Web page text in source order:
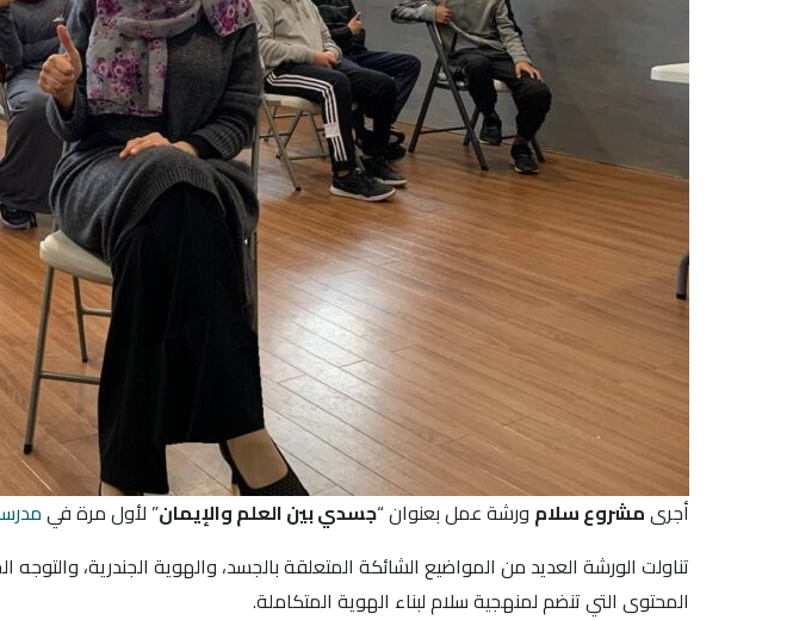
أجرىمشروع سلام ورشة عمل بعنوان “جسدي بين العلم والإيمان” لأول مرة في
تناولت الورشة العديد من المواضيع الشائكة المتعلقة بالجسد، والهوية الجندرية،
المحتوى التي تنضم لمنهجية سلام لبناء الهوية المتكاملة.